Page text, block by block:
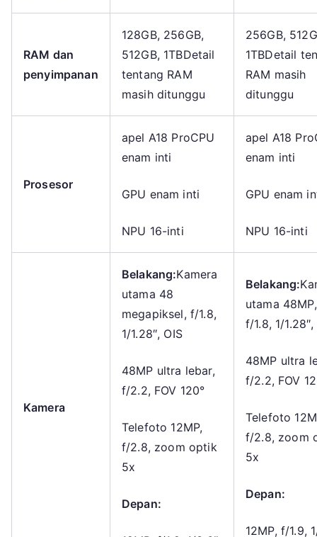
RAM dan
penyimpanan
128GB, 256GB,
512GB, 1TBDetail
tentang RAM
masih ditunggu
256GB,
1TBDetail
RAM masih
ditunggu
Prosesor
apel A18 ProCPU
enam inti
GPU enam inti
NPU 16-inti
apel A18
enam inti
GPU enam
NPU 16-inti
Kamera
Belakang:Kamera
utama 48
megapiksel, f/1.8,
1/1.28″, OIS
48MP ultra lebar,
f/2.2, FOV 120°
Telefoto 12MP,
f/2.8, zoom optik
5x
Depan:
Belakang:
utama 48MP,
f/1.8, 1/1.28″,
48MP ultra
f/2.2, FOV
Telefoto
f/2.8, zoom
5x
Depan:
12MP, f/1.9,